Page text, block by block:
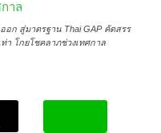
ก สู่มาตรฐาน Thai GAP คัดสรร
า โกยโชคลาภช่วงเทศกาล